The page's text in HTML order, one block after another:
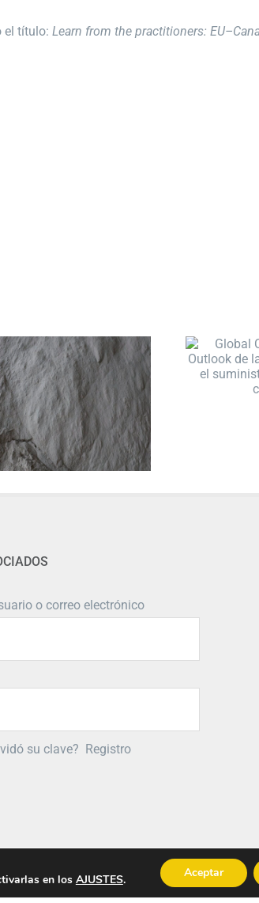
el título: Learn from the practitioners:
o correo electrónico
su clave? Registro
en los AJUSTES. Aceptar